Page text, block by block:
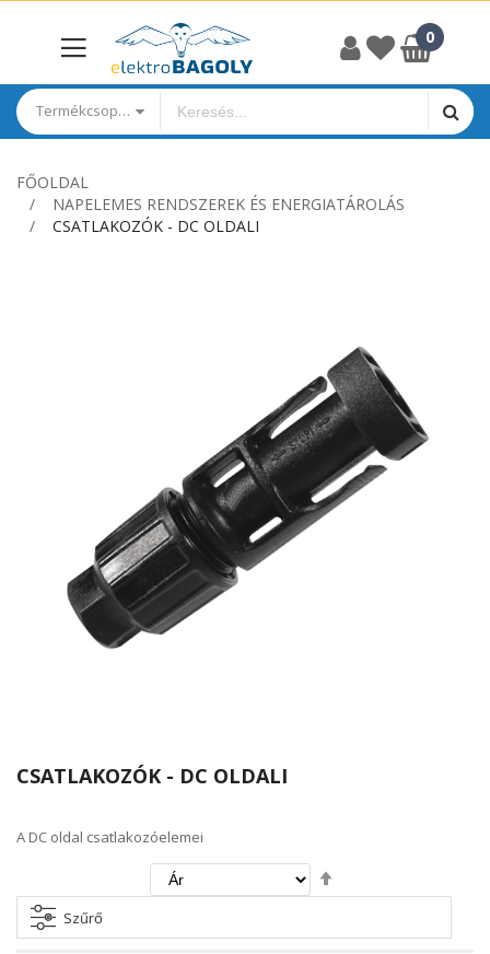
Termékcsoportok
FŐOLDAL
NAPELEMES RENDSZEREK ÉS ENERGIATÁROLÁS
CSATLAKOZÓK - DC OLDALI
CSATLAKOZÓK - DC OLDALI
A DC oldal csatlakozóelemei
irány
Szűrő